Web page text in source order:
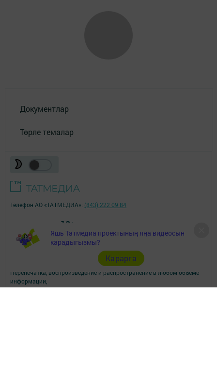
Документлар
Төрле темалар
Яшь Татмедиа проектының яңа видеосын
карадыгызмы?
Карарга
© 2011 - 2026. Мензеля. Все права защищены.
© ТАТМЕДИА. Все материалы, размещенные на сайте, защищены
Перепечатка, воспроизведение и распространение в любом объеме
информации,
размещенной на сайте, возможна только с письменного согласия
Телефон АО «ТАТМЕДИА»: (843) 222 09 84
18+